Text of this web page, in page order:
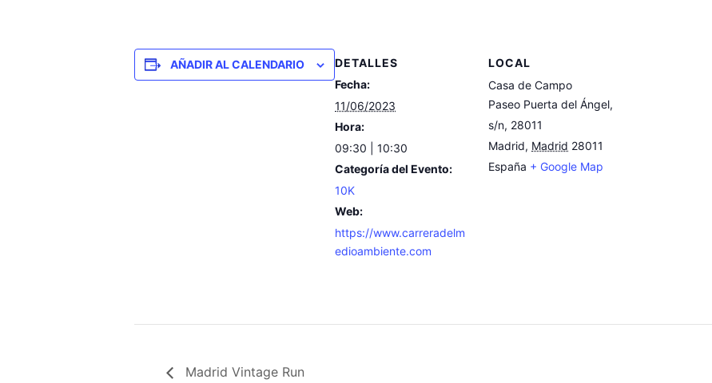
AÑADIR AL CALENDARIO
DETALLES
Fecha:
11/06/2023
Hora:
09:30 | 10:30
Categoría del Evento:
10K
Web:
https://www.carreradelm
edioambiente.com
LOCAL
Casa de Campo
Paseo Puerta del Ángel,
s/n, 28011
Madrid, Madrid 28011
España + Google Map
Madrid Vintage Run